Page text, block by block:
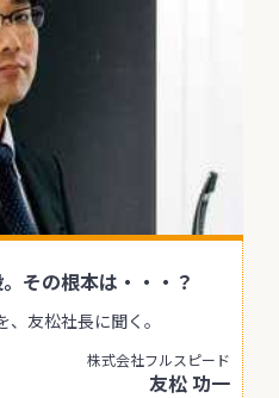
その根本は・・・？
友松社長に聞く。
株式会社フルスピード
友松 功一